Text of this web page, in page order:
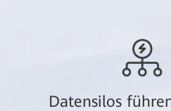
Datensilos